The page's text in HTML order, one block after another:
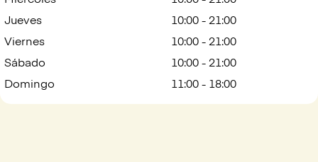
Jueves
10:00 - 21:00
Viernes
10:00 - 21:00
Sábado
10:00 - 21:00
Domingo
11:00 - 18:00